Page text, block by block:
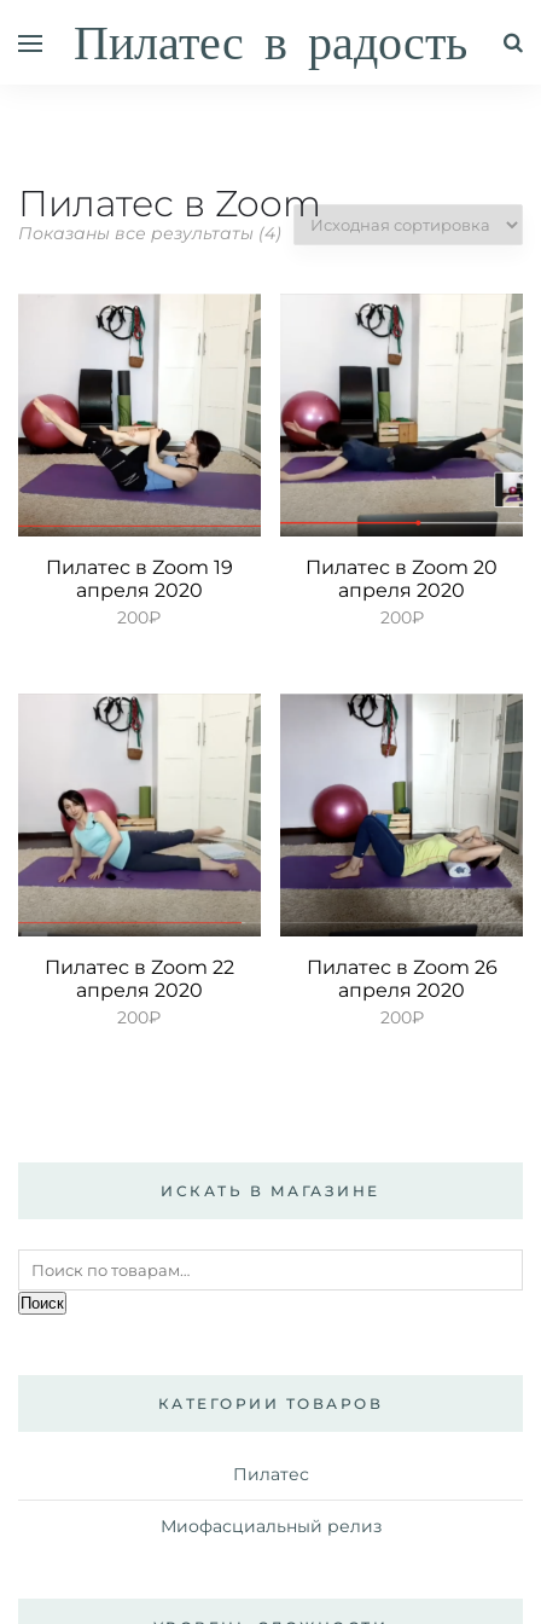
Пилатес в радость
Пилатес в Zoom
Показаны все результаты (4)
Пилатес в Zoom 19
апреля 2020
200₽
Пилатес в Zoom 20
апреля 2020
200₽
Пилатес в Zoom 22
апреля 2020
200₽
Пилатес в Zoom 26
апреля 2020
200₽
ИСКАТЬ В МАГАЗИНЕ
Искать:
Поиск
КАТЕГОРИИ ТОВАРОВ
Пилатес
Миофасциальный релиз